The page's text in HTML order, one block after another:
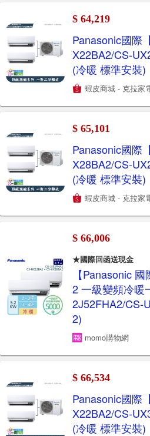
$ 64,219
Panasonic國際
X22BA2/CS-
(冷暖 標準安裝)
蝦皮商城 - 克拉家
$ 65,101
Panasonic國際
X28BA2/CS-
(冷暖 標準安裝)
蝦皮商城 - 克拉家
$ 66,006
★國際回函送現金
【Panasonic
2 一級變頻冷暖
2J52FHA2/CS-
2)
momo購物網
$ 66,534
Panasonic國際
X22BA2/CS-
(冷暖 標準安裝)